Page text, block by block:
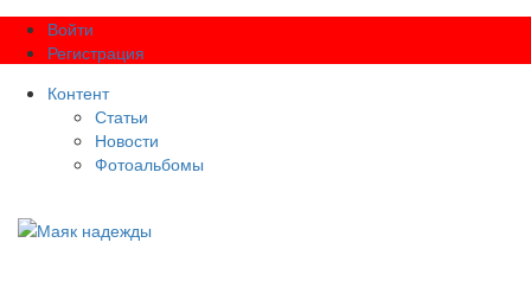
Войти
Регистрация
Контент
Статьи
Новости
Фотоальбомы